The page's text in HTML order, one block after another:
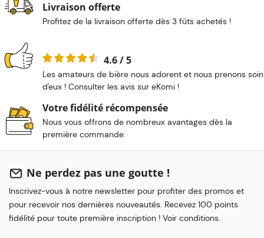
Livraison offerte
Profitez de la livraison offerte dès 3 fûts achetés !
4.6 / 5
Les amateurs de bière nous adorent et nous prenons soin
d'eux ! Consulter les avis sur eKomi !
Votre fidélité récompensée
Nous vous offrons de nombreux avantages dès la
première commande.
Ne perdez pas une goutte !
Inscrivez-vous à notre newsletter pour profiter des promos et
pour recevoir nos dernières nouveautés. Recevez 100 points
fidélité pour toute première inscription ! Voir conditions.